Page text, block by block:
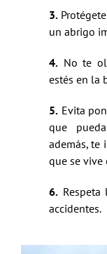
3.
un abrigo
4.No te
estés en la
5.Evita
que
además, te
que se vive
6.Respeta
accidentes.